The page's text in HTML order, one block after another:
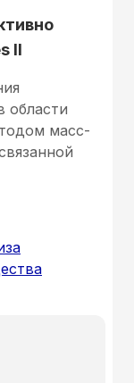
II
области
масс-